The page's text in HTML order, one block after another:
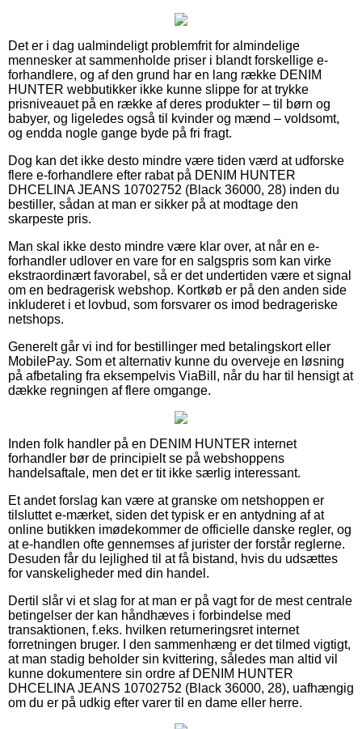
Det er i dag ualmindeligt problemfrit for almindelige
mennesker at sammenholde priser i blandt forskellige e-
forhandlere, og af den grund har en lang række DENIM
HUNTER webbutikker ikke kunne slippe for at trykke
prisniveauet på en række af deres produkter – til børn og
babyer, og ligeledes også til kvinder og mænd – voldsomt,
og endda nogle gange byde på fri fragt.
Dog kan det ikke desto mindre være tiden værd at udforske
flere e-forhandlere efter rabat på DENIM HUNTER
DHCELINA JEANS 10702752 (Black 36000, 28) inden du
bestiller, sådan at man er sikker på at modtage den
skarpeste pris.
Man skal ikke desto mindre være klar over, at når en e-
forhandler udlover en vare for en salgspris som kan virke
ekstraordinært favorabel, så er det undertiden være et signal
om en bedragerisk webshop. Kortkøb er på den anden side
inkluderet i et lovbud, som forsvarer os imod bedrageriske
netshops.
Generelt går vi ind for bestillinger med betalingskort eller
MobilePay. Som et alternativ kunne du overveje en løsning
på afbetaling fra eksempelvis ViaBill, når du har til hensigt at
dække regningen af flere omgange.
Inden folk handler på en DENIM HUNTER internet
forhandler bør de principielt se på webshoppens
handelsaftale, men det er tit ikke særlig interessant.
Et andet forslag kan være at granske om netshoppen er
tilsluttet e-mærket, siden det typisk er en antydning af at
online butikken imødekommer de officielle danske regler, og
at e-handlen ofte gennemses af jurister der forstår reglerne.
Desuden får du lejlighed til at få bistand, hvis du udsættes
for vanskeligheder med din handel.
Dertil slår vi et slag for at man er på vagt for de mest centrale
betingelser der kan håndhæves i forbindelse med
transaktionen, f.eks. hvilken returneringsret internet
forretningen bruger. I den sammenhæng er det tilmed vigtigt,
at man stadig beholder sin kvittering, således man altid vil
kunne dokumentere sin ordre af DENIM HUNTER
DHCELINA JEANS 10702752 (Black 36000, 28), uafhængig
om du er på udkig efter varer til en dame eller herre.